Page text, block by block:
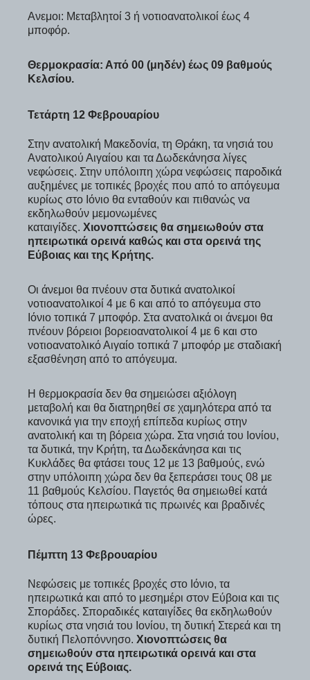
Ανεμοι: Μεταβλητοί 3 ή νοτιοανατολικοί έως 4
μποφόρ.
Θερμοκρασία: Από 00 (μηδέν) έως 09 βαθμούς
Κελσίου.
Τετάρτη 12 Φεβρουαρίου
Στην ανατολική Μακεδονία, τη Θράκη, τα νησιά του
Ανατολικού Αιγαίου και τα Δωδεκάνησα λίγες
νεφώσεις. Στην υπόλοιπη χώρα νεφώσεις παροδικά
αυξημένες με τοπικές βροχές που από το απόγευμα
κυρίως στο Ιόνιο θα ενταθούν και πιθανώς να
εκδηλωθούν μεμονωμένες
καταιγίδες. Χιονοπτώσεις θα σημειωθούν στα
ηπειρωτικά ορεινά καθώς και στα ορεινά της
Εύβοιας και της Κρήτης.
Οι άνεμοι θα πνέουν στα δυτικά ανατολικοί
νοτιοανατολικοί 4 με 6 και από το απόγευμα στο
Ιόνιο τοπικά 7 μποφόρ. Στα ανατολικά οι άνεμοι θα
πνέουν βόρειοι βορειοανατολικοί 4 με 6 και στο
νοτιοανατολικό Αιγαίο τοπικά 7 μποφόρ με σταδιακή
εξασθένηση από το απόγευμα.
Η θερμοκρασία δεν θα σημειώσει αξιόλογη
μεταβολή και θα διατηρηθεί σε χαμηλότερα από τα
κανονικά για την εποχή επίπεδα κυρίως στην
ανατολική και τη βόρεια χώρα. Στα νησιά του Ιονίου,
τα δυτικά, την Κρήτη, τα Δωδεκάνησα και τις
Κυκλάδες θα φτάσει τους 12 με 13 βαθμούς, ενώ
στην υπόλοιπη χώρα δεν θα ξεπεράσει τους 08 με
11 βαθμούς Κελσίου. Παγετός θα σημειωθεί κατά
τόπους στα ηπειρωτικά τις πρωινές και βραδινές
ώρες.
Πέμπτη 13 Φεβρουαρίου
Νεφώσεις με τοπικές βροχές στο Ιόνιο, τα
ηπειρωτικά και από το μεσημέρι στον Εύβοια και τις
Σποράδες. Σποραδικές καταιγίδες θα εκδηλωθούν
κυρίως στα νησιά του Ιονίου, τη δυτική Στερεά και τη
δυτική Πελοπόννησο. Χιονοπτώσεις θα
σημειωθούν στα ηπειρωτικά ορεινά και στα
ορεινά της Εύβοιας.